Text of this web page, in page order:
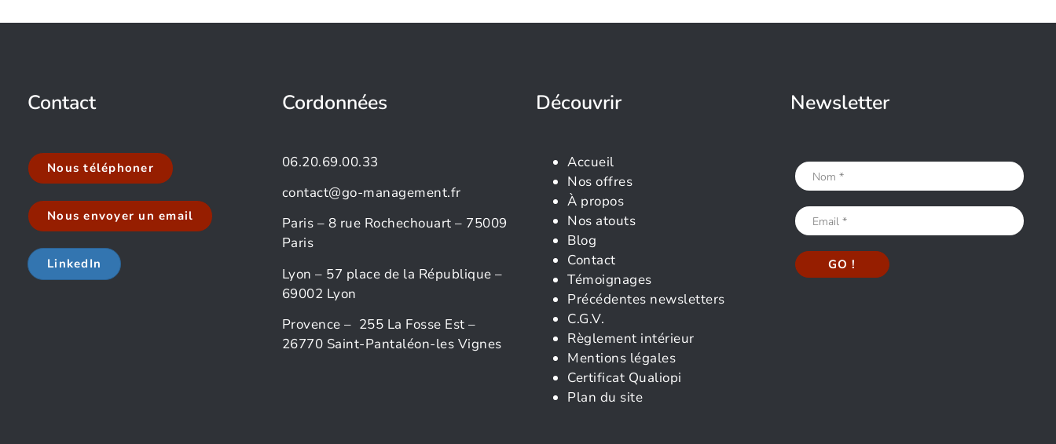
Contact
Nous téléphoner
Nous envoyer un email
LinkedIn
Cordonnées
06.20.69.00.33
contact@go-management.fr
Paris – 8 rue Rochechouart – 75009
Paris
Lyon – 57 place de la République –
69002 Lyon
Provence – 255 La Fosse Est –
26770 Saint-Pantaléon-les Vignes
Découvrir
Accueil
Nos offres
À propos
Nos atouts
Blog
Contact
Témoignages
Précédentes newsletters
C.G.V.
Règlement intérieur
Mentions légales
Certificat Qualiopi
Plan du site
Newsletter